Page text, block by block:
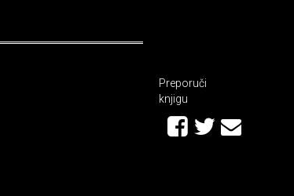
Preporuči
knjigu